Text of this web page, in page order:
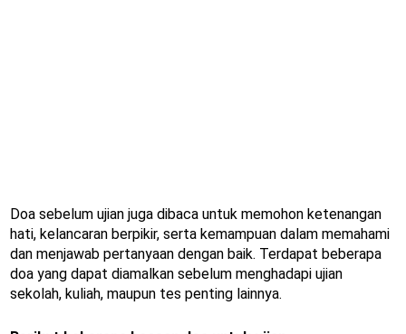
Doa sebelum ujian juga dibaca untuk memohon ketenangan
hati, kelancaran berpikir, serta kemampuan dalam memahami
dan menjawab pertanyaan dengan baik. Terdapat beberapa
doa yang dapat diamalkan sebelum menghadapi ujian
sekolah, kuliah, maupun tes penting lainnya.